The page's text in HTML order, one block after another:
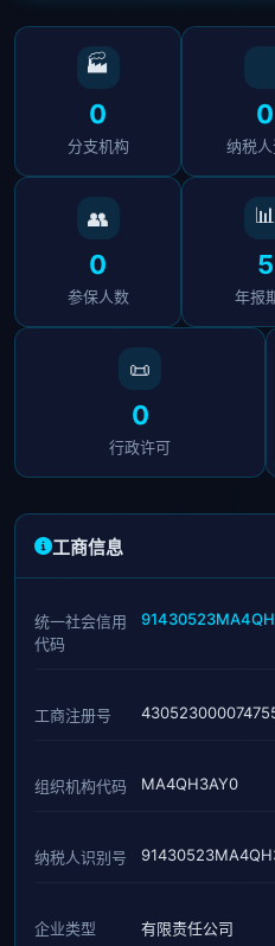
🏭
0
分支机构
0
纳税
👥
0
参保人数
📊
5
年报
📜
0
行政许可
工商信息
统一社会信用
代码
工商注册号
组织机构代码 MA4QH3AY0
纳税人识别号
企业类型 有限责任公司